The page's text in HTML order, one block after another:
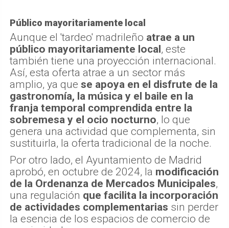
Público mayoritariamente local
Aunque el 'tardeo' madrileño atrae a un
público mayoritariamente local, este
también tiene una proyección internacional.
Así, esta oferta atrae a un sector más
amplio, ya que se apoya en el disfrute de la
gastronomía, la música y el baile en la
franja temporal comprendida entre la
sobremesa y el ocio nocturno, lo que
genera una actividad que complementa, sin
sustituirla, la oferta tradicional de la noche.
Por otro lado, el Ayuntamiento de Madrid
aprobó, en octubre de 2024, la modificación
de la Ordenanza de Mercados Municipales,
una regulación que facilita la incorporación
de actividades complementarias sin perder
la esencia de los espacios de comercio de